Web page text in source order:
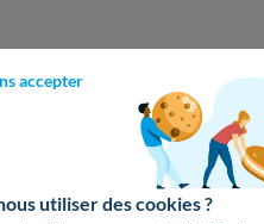
accepter
utiliser des cookies ?